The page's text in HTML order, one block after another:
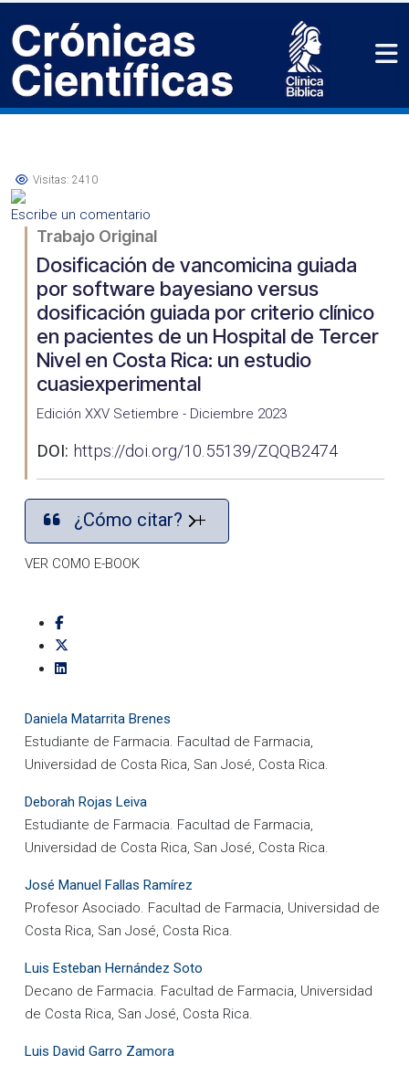
Visitas: 2410
Escribe un comentario
Trabajo Original
Dosificación de vancomicina guiada
por software bayesiano versus
dosificación guiada por criterio clínico
en pacientes de un Hospital de Tercer
Nivel en Costa Rica: un estudio
cuasiexperimental
Edición XXV Setiembre - Diciembre 2023
DOI: https://doi.org/10.55139/ZQQB2474
¿Cómo citar?
VER COMO E-BOOK
Daniela Matarrita Brenes
Estudiante de Farmacia. Facultad de Farmacia,
Universidad de Costa Rica, San José, Costa Rica.
Deborah Rojas Leiva
Estudiante de Farmacia. Facultad de Farmacia,
Universidad de Costa Rica, San José, Costa Rica.
José Manuel Fallas Ramírez
Profesor Asociado. Facultad de Farmacia, Universidad de
Costa Rica, San José, Costa Rica.
Luis Esteban Hernández Soto
Decano de Farmacia. Facultad de Farmacia, Universidad
de Costa Rica, San José, Costa Rica.
Luis David Garro Zamora